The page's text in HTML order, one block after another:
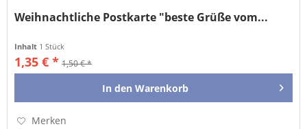
Weihnachtliche Postkarte "beste Grüße vom...
Inhalt 1 Stück
1,35 € * 1,50 € *
In den Warenkorb
Merken